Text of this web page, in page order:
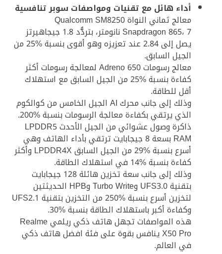
أداء هائل مع تقنيات ومواصفات سوبر تنافسية
معالج ثماني النواة Qualcomm SM8250
Snapdragon 865، 7 نانومتر، بتردُّد 1.8 جيجاهيرتز
يصل إلى 2.84 عند تعزيزه وهو أقوى بنسبة %25 من
الجيل السابق.
معالج رسومات Adreno 650 لمعالجة رسومات أكثر
كفاءة بنسبة %25 من الجيل السابق مع استهلاك
أقل للطاقة.
وذلك إلى جانب محرك AI الجيل الخامس من كوالكوم
الذي يرتقي بكفاءة معالجة الرسومات بنسبة %200.
ذاكرة وصول عشوائي من الجيل الأحدث LPDDR5
RAM بسعة 8 جيجابايت ترتقي بأداء الهاتف وهي
أسرع بنسبة %29 من الجيل السابق LPDDR4X وأكثر
كفاءة بنسبة %14 في استهلاك الطاقة.
وذلك إلى جانب سعة تخزين هائلة 128 جيجابايت
بتقنية UFS3.0 وTurbo Write وHPB الحديثتين
لتخزين أسرع بنسبة %250 من التخزين بتقنية UFS2.1
وكفاءة أكبر باستهلاك الطاقة بنسبة %30.
هذه المواصفات تجهل هاتف ذكي ريلمي Realme
X50 Pro ينافس بقوة على فئة افضل هاتف ذكي
في العالم.